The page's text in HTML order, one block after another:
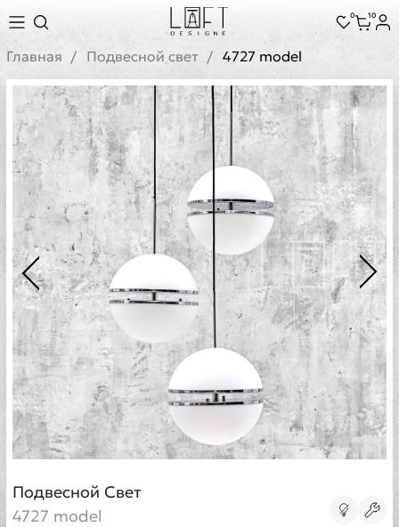
0 10
Главная Подвесной свет 4727 model
Подвесной Свет
4727 model